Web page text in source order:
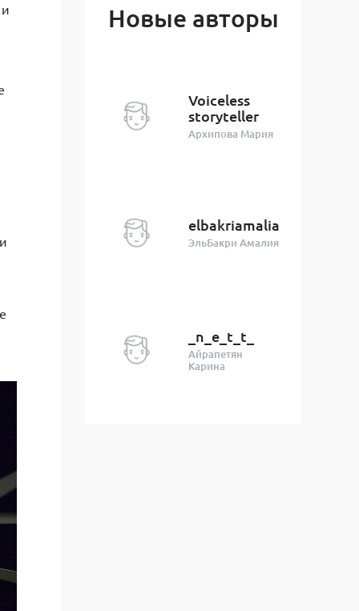
Новые авторы
Voiceless
storyteller
Архипова Мария
elbakriamalia
ЭльБакри Амалия
_n_e_t_t_
Айрапетян
Карина